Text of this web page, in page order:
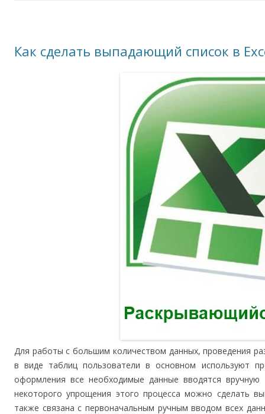
Как сделать выпадающий список в
Для работы с большим количеством данных, проведения
в виде таблиц пользователи в основном используют
оформления все необходимые данные вводятся
некоторого упрощения этого процесса можно сделать
также связана с первоначальным ручным вводом всех